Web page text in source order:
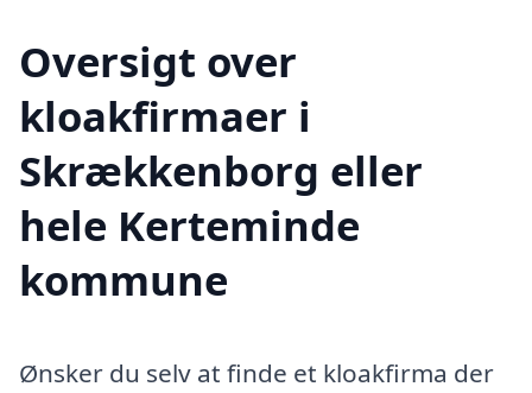
Oversigt over
kloakfirmaer i
Skrækkenborg eller
hele Kerteminde
kommune
Ønsker du selv at finde et kloakfirma der